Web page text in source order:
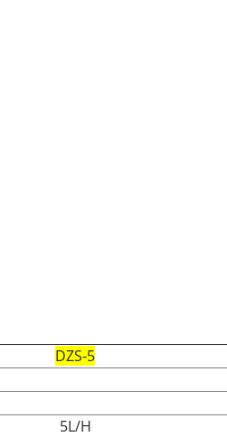
DZS-5
5L/H